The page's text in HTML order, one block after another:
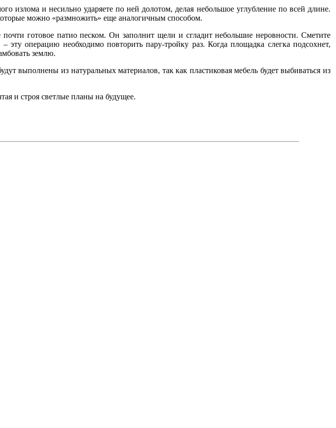
излома и несильно ударяете по ней долотом, делая небольшое углубление по всей длине.
можно «размножить» еще аналогичным способом.
готовое патио песком. Он заполнит щели и сгладит небольшие неровности. Сметите
операцию необходимо повторить пару-тройку раз. Когда площадка слегка подсохнет,
землю.
выполнены из натуральных материалов, так как пластиковая мебель будет выбиваться из
и строя светлые планы на будущее.